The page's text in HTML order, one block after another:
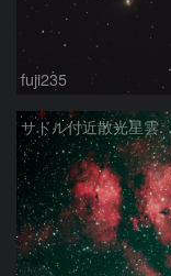
fuji235
サドル付近散光星雲.